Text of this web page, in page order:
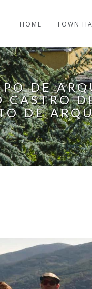
HOME TOWN
DE
CASTRO
DE